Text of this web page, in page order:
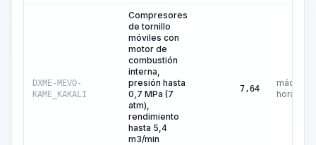
DXME-MEVO-
KAME_KAKALI
Compresores
de tornillo
móviles con
motor de
combustión
interna,
presión hasta
0,7 MPa (7
atm),
rendimiento
hasta 5,4
m3/min
7,64
máquina-
hora